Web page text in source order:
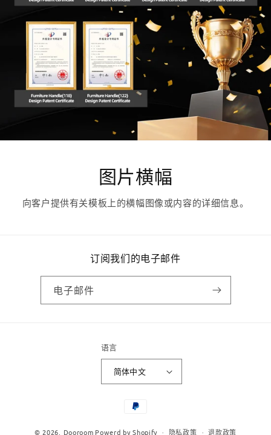
图片横幅
向客户提供有关模板上的横幅图像或内容的详细信息。
订阅我们的电子邮件
电子邮件
语言
简体中文
© 2026, Dooroom Powerd by Shopify 隐私政策 退款政策